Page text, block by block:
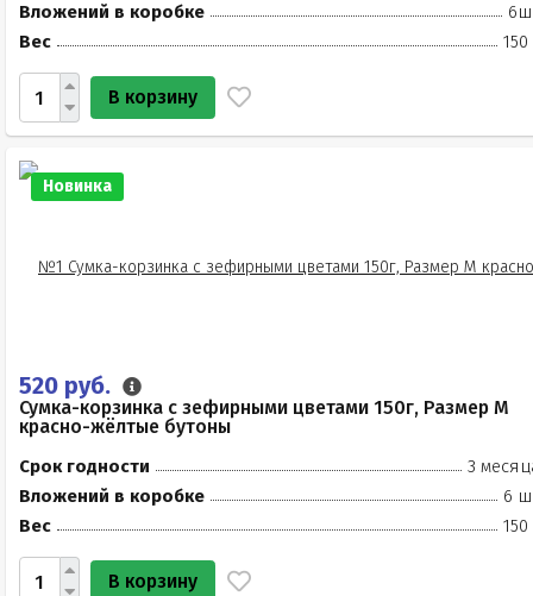
Вложений в коробке
Вес
150
В корзину
Новинка
520 руб.
Сумка-корзинка с зефирными цветами 150г, Размер М
красно-жёлтые бутоны
Срок годности
3
Вложений в коробке
6
Вес
150
В корзину